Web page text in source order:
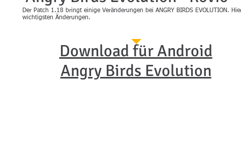
Der Patch 1.18 bringt einige Veränderungen bei ANGRY BIRDS EVOLUTION.
wichtigsten Änderungen.
Download für Android
Angry Birds Evolution